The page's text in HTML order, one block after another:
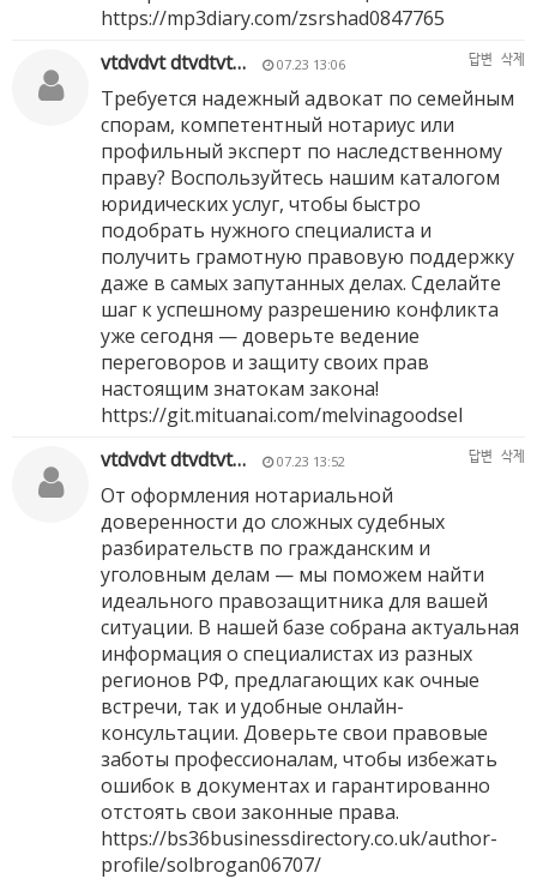
https://mp3diary.com/zsrshad0847765
vtdvdvt dtvdtvt…
07.23 13:06 답변 삭제
Требуется надежный адвокат по семейным
спорам, компетентный нотариус или
профильный эксперт по наследственному
праву? Воспользуйтесь нашим каталогом
юридических услуг, чтобы быстро
подобрать нужного специалиста и
получить грамотную правовую поддержку
даже в самых запутанных делах. Сделайте
шаг к успешному разрешению конфликта
уже сегодня — доверьте ведение
переговоров и защиту своих прав
настоящим знатокам закона!
https://git.mituanai.com/melvinagoodsel
vtdvdvt dtvdtvt…
07.23 13:52 답변 삭제
От оформления нотариальной
доверенности до сложных судебных
разбирательств по гражданским и
уголовным делам — мы поможем найти
идеального правозащитника для вашей
ситуации. В нашей базе собрана актуальная
информация о специалистах из разных
регионов РФ, предлагающих как очные
встречи, так и удобные онлайн-
консультации. Доверьте свои правовые
заботы профессионалам, чтобы избежать
ошибок в документах и гарантированно
отстоять свои законные права.
https://bs36businessdirectory.co.uk/author-
profile/solbrogan06707/